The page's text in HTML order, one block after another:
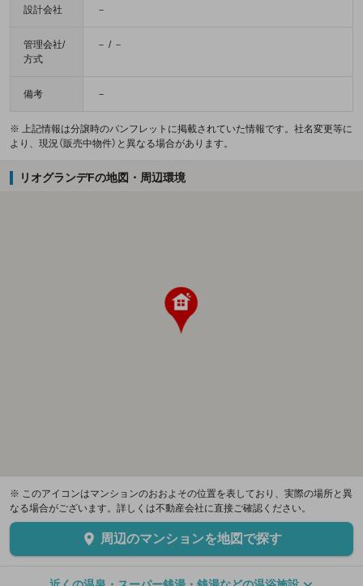
設計会社 －
管理会社/
方式
－ / －
備考 －
※ 上記情報は分譲時のパンフレットに掲載されていた情報です。社名変更等に
より、現況（販売中物件）と異なる場合があります。
リオグランデFの地図・周辺環境
※ このアイコンはマンションのおおよその位置を表しており、実際の場所と異
なる場合がございます。詳しくは不動産会社に直接ご確認ください。
周辺のマンションを地図で探す